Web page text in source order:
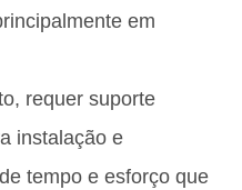
em
requer suporte
instalação e
tempo e esforço que